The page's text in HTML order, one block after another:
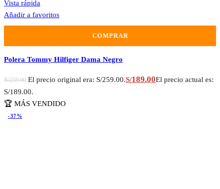
Vista rápida
Añadir a favoritos
COMPRAR
Polera Tommy Hilfiger Dama Negro
S/259.00 El precio original era: S/259.00.S/189.00El precio actual es:
S/189.00.
🏆 MÁS VENDIDO
-37%